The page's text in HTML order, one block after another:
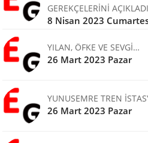
GEREKÇELERİNİ
8 Nisan 2023
YILAN, ÖFKE VE SEVGİ…
26 Mart 2023 Pazar
YUNUSEMRE TREN
26 Mart 2023 Pazar